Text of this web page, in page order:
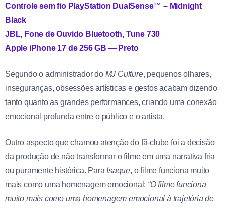
Controle sem fio PlayStation DualSense™ – Midnight
Black
JBL, Fone de Ouvido Bluetooth, Tune 730
Apple iPhone 17 de 256 GB — Preto
Segundo o administrador do MJ Culture, pequenos olhares,
inseguranças, obsessões artísticas e gestos acabam dizendo
tanto quanto as grandes performances, criando uma conexão
emocional profunda entre o público e o artista.
Outro aspecto que chamou atenção do fã-clube foi a decisão
da produção de não transformar o filme em uma narrativa fria
ou puramente histórica. Para Isaque, o filme funciona muito
mais como uma homenagem emocional: “O filme funciona
muito mais como uma homenagem emocional à trajetória de